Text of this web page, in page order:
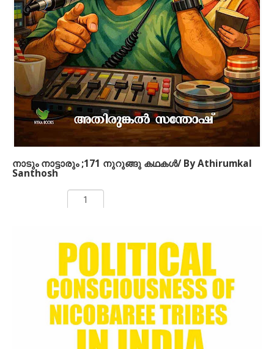
ഉണ്ടായിരുന്നില്ല. പകരം പശ്ചിമഘട്ടത്തിനിപ്പുറത്ത്
ഏതാനും നാട്ടുരാജ്യങ്ങളിലായി മലനാട്
ചിതറക്കിടക്കുകയായിരുന്നു. അക്കാലത്തെ മലനാടിനെ
അവലംബിച്ചാണ് ഈ കഥ നിര്‍മിച്ചിരിക്കുന്നത്.
അന്നത്തെ സാമുദായികവും സാമൂഹികവുമായ
ചുറ്റുപാടുകള്‍, രാഷ്ട്രീയ സാഹചര്യങ്ങള്‍, പ്രണയം,
പക, കാമം, പ്രതികാരം, യുദ്ധം എന്നിവയെല്ലാം ഈ
നോവലില്‍ ഉണ്ട്.
നാടും നാട്ടാരും ;171 നുറുങ്ങു കഥകള്‍/ By Athirumkal
Santhosh